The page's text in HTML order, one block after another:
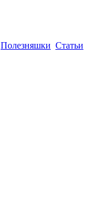
Полезняшки Статьи